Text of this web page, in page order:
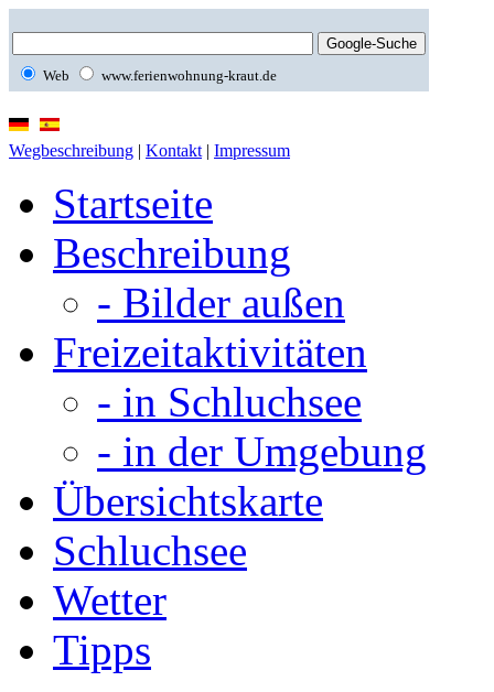
Web www.ferienwohnung-kraut.de
Wegbeschreibung | Kontakt | Impressum
Startseite
Beschreibung
- Bilder außen
Freizeitaktivitäten
- in Schluchsee
- in der Umgebung
Übersichtskarte
Schluchsee
Wetter
Tipps